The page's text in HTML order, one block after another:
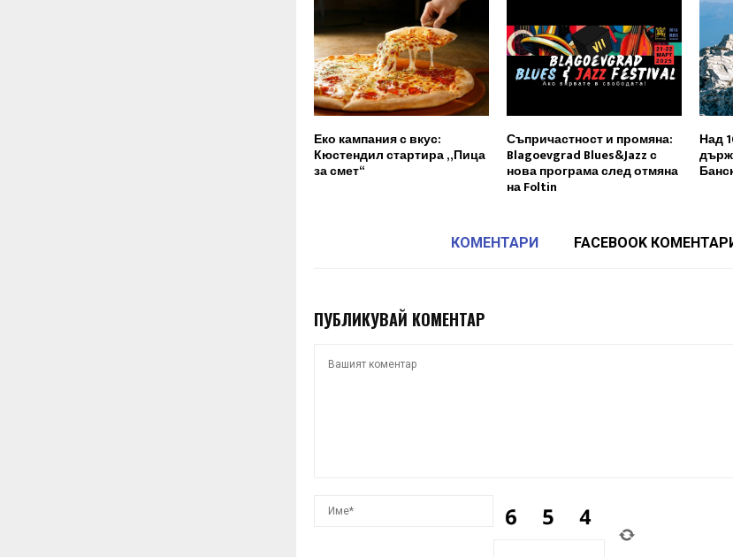
Еко кампания с вкус:
Кюстендил стартира „Пица
за смет“
Съпричастност и промяна:
Blagoevgrad Blues&Jazz с
нова програма след отмяна
на Foltin
Над
КОМЕНТАРИ FACEBOOK
ПУБЛИКУВАЙ КОМЕНТАР